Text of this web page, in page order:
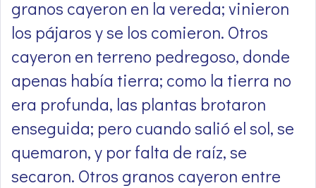
granos cayeron en la vereda; vinieron
los pájaros y se los comieron. Otros
cayeron en terreno pedregoso, donde
apenas había tierra; como la tierra no
era profunda, las plantas brotaron
enseguida; pero cuando salió el sol, se
quemaron, y por falta de raíz, se
secaron. Otros granos cayeron entre